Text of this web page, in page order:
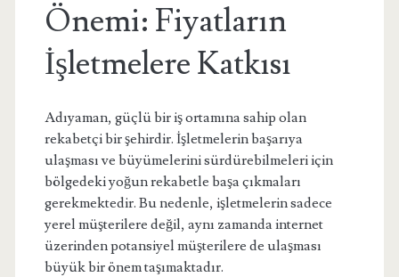
Önemi: Fiyatların
İşletmelere Katkısı
Adıyaman, güçlü bir iş ortamına sahip olan
rekabetçi bir şehirdir. İşletmelerin başarıya
ulaşması ve büyümelerini sürdürebilmeleri için
bölgedeki yoğun rekabetle başa çıkmaları
gerekmektedir. Bu nedenle, işletmelerin sadece
yerel müşterilere değil, aynı zamanda internet
üzerinden potansiyel müşterilere de ulaşması
büyük bir önem taşımaktadır.